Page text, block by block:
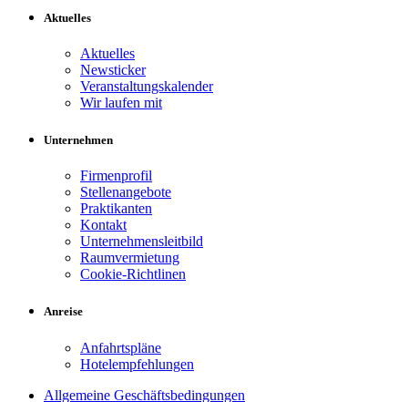
Aktuelles
Aktuelles
Newsticker
Veranstaltungskalender
Wir laufen mit
Unternehmen
Firmenprofil
Stellenangebote
Praktikanten
Kontakt
Unternehmensleitbild
Raumvermietung
Cookie-Richtlinen
Anreise
Anfahrtspläne
Hotelempfehlungen
Allgemeine Geschäftsbedingungen